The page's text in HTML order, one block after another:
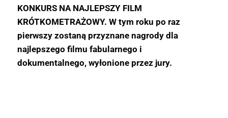
KONKURS NA NAJLEPSZY FILM
KRÓTKOMETRAŻOWY. W tym roku po raz
pierwszy zostaną przyznane nagrody dla
najlepszego filmu fabularnego i
dokumentalnego, wyłonione przez jury.